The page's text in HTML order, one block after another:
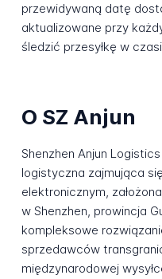
przewidywaną datę
aktualizowane przy
śledzić przesyłkę w
O SZ Anjun
Shenzhen Anjun
logistyczna zajmująca
elektronicznym,
w Shenzhen, prowincja
kompleksowe
sprzedawców
międzynarodowej